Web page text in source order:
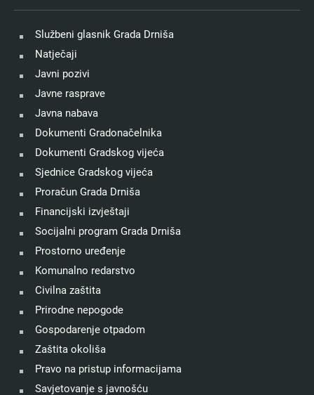
Službeni glasnik Grada Drniša
Natječaji
Javni pozivi
Javne rasprave
Javna nabava
Dokumenti Gradonačelnika
Dokumenti Gradskog vijeća
Sjednice Gradskog vijeća
Proračun Grada Drniša
Financijski izvještaji
Socijalni program Grada Drniša
Prostorno uređenje
Komunalno redarstvo
Civilna zaštita
Prirodne nepogode
Gospodarenje otpadom
Zaštita okoliša
Pravo na pristup informacijama
Savjetovanje s javnošću